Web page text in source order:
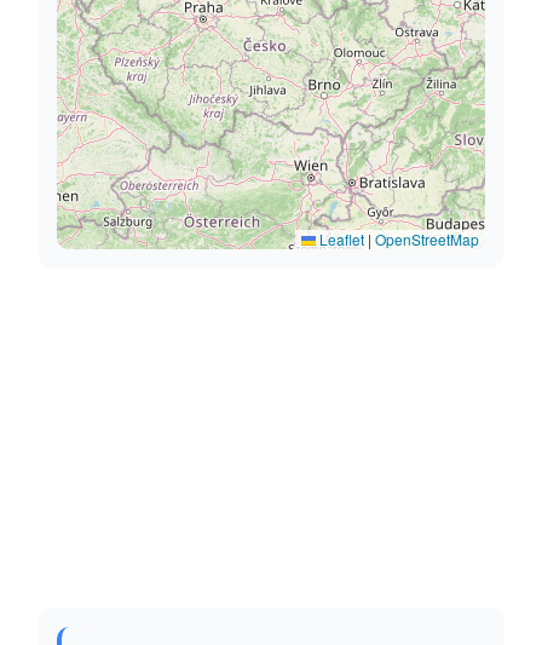
Leaflet | OpenStreetMap